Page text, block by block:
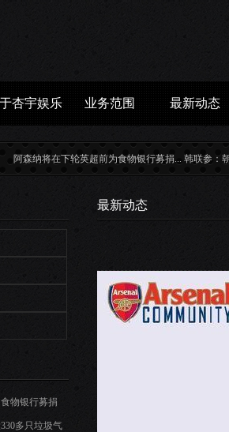
杏宇娱乐 业务范围 最新动态
将在下轮英超前为食物银行募捐... 韩联参：朝鲜再向
物银行募捐
多只垃圾气
最新动态